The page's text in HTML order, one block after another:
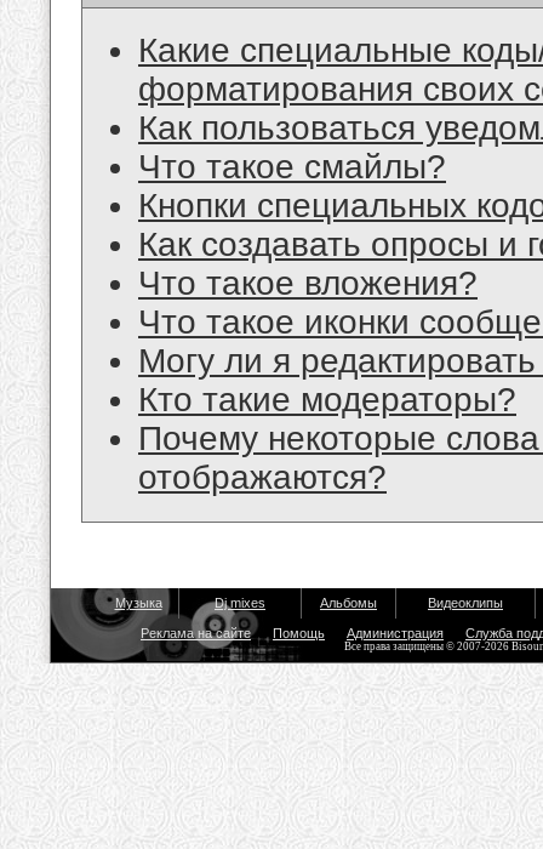
Какие специальные
форматирования своих
Как пользоваться
Что такое смайлы?
Кнопки специальных
Как создавать опросы и
Что такое вложения?
Что такое иконки
Могу ли я
Кто такие модераторы?
Почему некоторые
отображаются?
Музыка Dj mixes Альбомы Видеоклипы
Реклама на сайте Помощь Администрация Служба
Все права защищены © 2007-2026